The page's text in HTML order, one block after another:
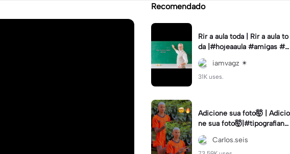
Recomendado
Rir a aula toda | Rir a aula to
da |#hojeaaula #amigas #tr
endtikitok #melhoresamiga
s
iamvagz ✴︎
31K uses.
Adicione sua foto🤯 | Adicio
ne sua foto🤯|#tipografiano
va #status #tipografia
Carlos.seis